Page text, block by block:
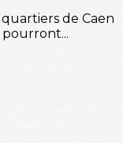
de Caen
pourront...